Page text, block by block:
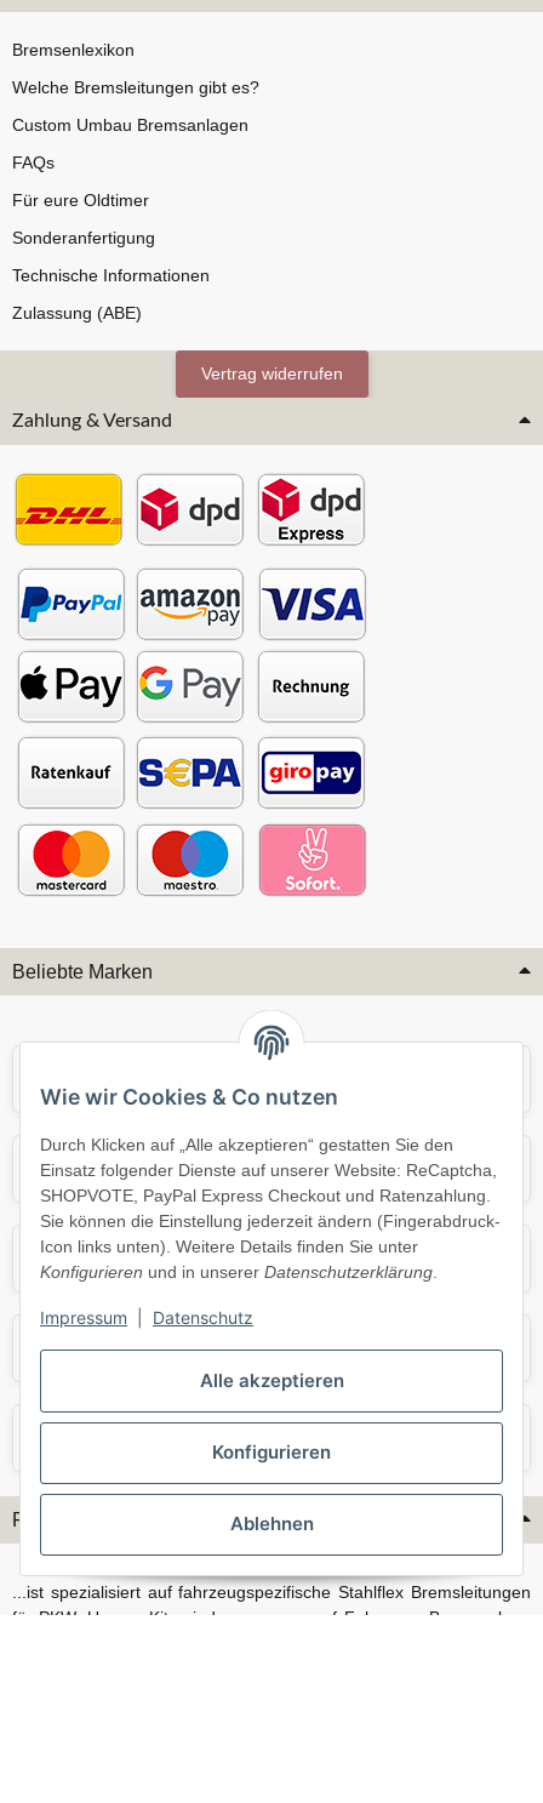
Alle akzeptieren
Konfigurieren
Ablehnen
Wie wir Cookies & Co nutzen
Durch Klicken auf „Alle akzeptieren“ gestatten Sie den
Einsatz folgender Dienste auf unserer Website: ReCaptcha,
SHOPVOTE, PayPal Express Checkout und Ratenzahlung.
Sie können die Einstellung jederzeit ändern (Fingerabdruck-
Icon links unten). Weitere Details finden Sie unter
Konfigurieren und in unserer Datenschutzerklärung.
Impressum Datenschutz
Bremsenlexikon
Welche Bremsleitungen gibt es?
Custom Umbau Bremsanlagen
FAQs
Für eure Oldtimer
Sonderanfertigung
Technische Informationen
Zulassung (ABE)
Vertrag widerrufen
Zahlung & Versand
Beliebte Marken
Mercedes Mini
Opel Porsche
Skoda Smart
Flex-Hydraulik...
...ist spezialisiert auf fahrzeugspezifische Stahlflex Bremsleitungen
für PKW. Unsere Kits sind passgenau auf Fahrzeug, Bremsanlage